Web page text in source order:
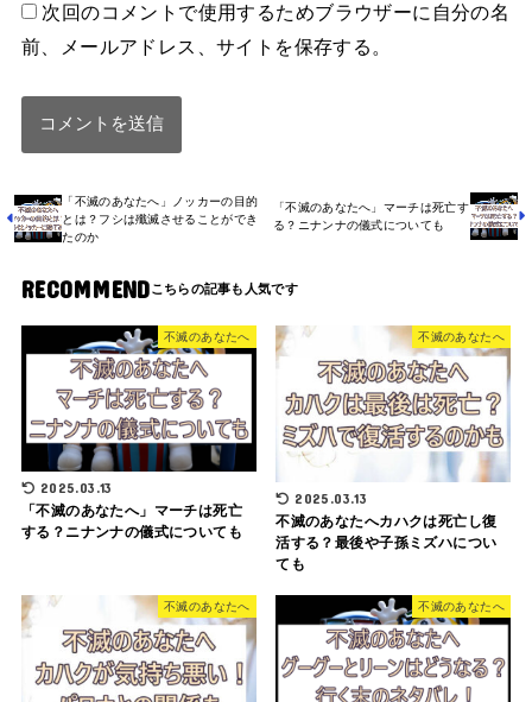
次回のコメントで使用するためブラウザーに自分の名
前、メールアドレス、サイトを保存する。
「不滅のあなたへ」ノッカーの目的
とは？フシは殲滅させることができ
たのか
「不滅のあなたへ」マーチは死亡す
る？ニナンナの儀式についても
RECOMMEND
不滅のあなたへ
2025.03.13
「不滅のあなたへ」マーチは死亡
する？ニナンナの儀式についても
不滅のあなたへ
2025.03.13
不滅のあなたへカハクは死亡し復
活する？最後や子孫ミズハについ
ても
不滅のあなたへ 不滅のあなたへ